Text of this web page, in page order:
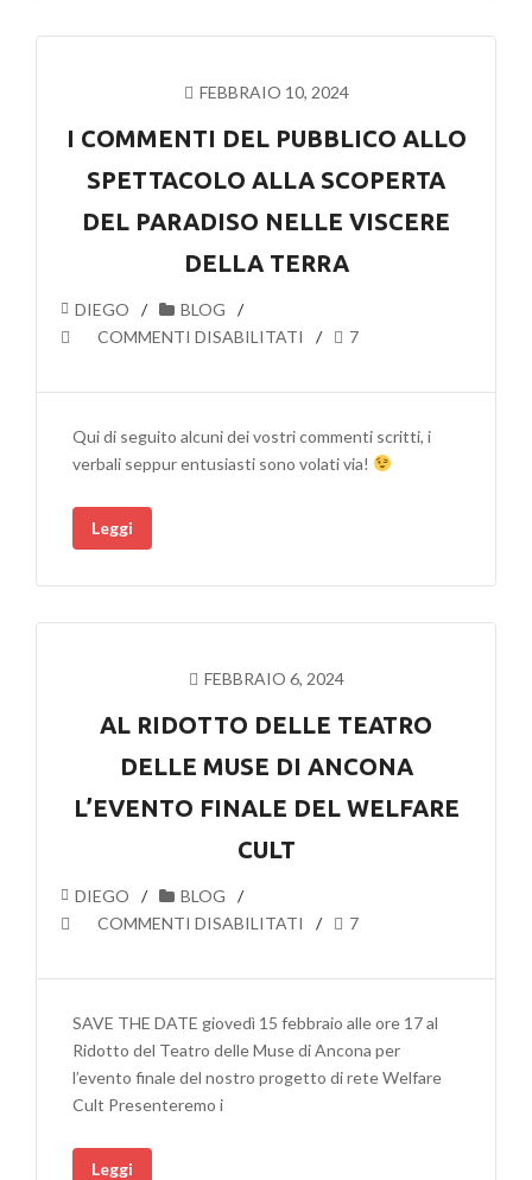
FEBBRAIO 10, 2024
I COMMENTI DEL PUBBLICO ALLO
SPETTACOLO ALLA SCOPERTA
DEL PARADISO NELLE VISCERE
DELLA TERRA
DIEGO
BLOG
COMMENTI DISABILITATI
SU
COMMENTI
PUBBLICO
ALLO
ALLA
SCOPERTA
DEL
TERRA
7
Qui di seguito alcuni dei vostri commenti scritti, i
verbali seppur entusiasti sono volati via!
Leggi
FEBBRAIO 6, 2024
AL RIDOTTO DELLE TEATRO
DELLE MUSE DI ANCONA
L’EVENTO FINALE DEL WELFARE
CULT
DIEGO
BLOG
COMMENTI DISABILITATI
SU
RIDOTTO
TEATRO
DELLE
MUSE
DI
L’EVENTO
7
SAVE THE DATE giovedì 15 febbraio alle ore 17 al
Ridotto del Teatro delle Muse di Ancona per
l’evento finale del nostro progetto di rete Welfare
Cult Presenteremo i
Leggi